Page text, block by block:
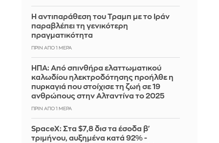
Η αντιπαράθεση του Τραμπ με το Ιράν
παραβλέπει τη γενικότερη
πραγματικότητα
ΠΡΙΝ ΑΠΌ 1 ΜΈΡΑ
ΗΠΑ: Από σπινθήρα ελαττωματικού
καλωδίου ηλεκτροδότησης προήλθε η
πυρκαγιά που στοίχισε τη ζωή σε 19
ανθρώπους στην Αλταντίνα το 2025
ΠΡΙΝ ΑΠΌ 1 ΜΈΡΑ
SpaceX: Στα $7,8 δισ τα έσοδα β'
τριμήνου, αυξημένα κατά 92% -